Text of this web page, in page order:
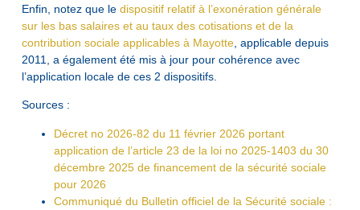
Enfin, notez que le dispositif relatif à l’exonération générale
sur les bas salaires et au taux des cotisations et de la
contribution sociale applicables à Mayotte, applicable depuis
2011, a également été mis à jour pour cohérence avec
l’application locale de ces 2 dispositifs.
Sources :
Décret no 2026-82 du 11 février 2026 portant
application de l’article 23 de la loi no 2025-1403 du 30
décembre 2025 de financement de la sécurité sociale
pour 2026
Communiqué du Bulletin officiel de la Sécurité sociale :